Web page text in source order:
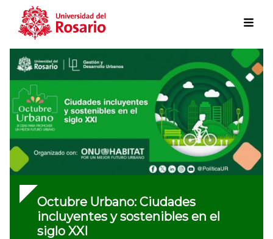
Skip to main content
Octubre Urbano: Ciudades
incluyentes y sostenibles en el
siglo XXI